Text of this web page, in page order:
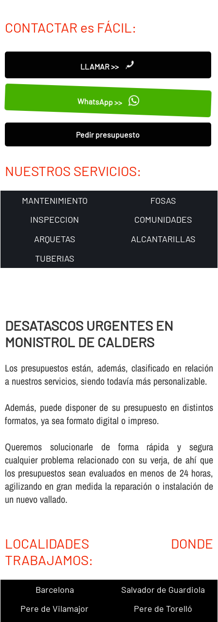
CONTACTAR es FÁCIL:
LLAMAR >>
WhatsApp >>
Pedir presupuesto
NUESTROS SERVICIOS:
MANTENIMIENTO
FOSAS
INSPECCION
COMUNIDADES
ARQUETAS
ALCANTARILLAS
TUBERIAS
DESATASCOS URGENTES EN
MONISTROL DE CALDERS
Los presupuestos están, además, clasificado en relación
a nuestros servicios, siendo todaví­a más personalizable.
Además, puede disponer de su presupuesto en distintos
formatos, ya sea formato digital o impreso.
Queremos solucionarle de forma rápida y segura
cualquier problema relacionado con su verja, de ahí­ que
los presupuestos sean evaluados en menos de 24 horas,
agilizando en gran medida la reparación o instalación de
un nuevo vallado.
LOCALIDADES DONDE
TRABAJAMOS:
Barcelona
Salvador de Guardiola
Pere de Vilamajor
Pere de Torelló